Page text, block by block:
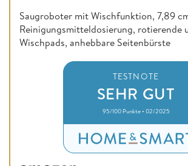
Saugroboter mit Wischfunktion, 7,89
Reinigungsmitteldosierung, rotierende
Wischpads, anhebbare Seitenbürste
TESTNOTE
SEHR GUT
95/100 Punkte • 02/2025